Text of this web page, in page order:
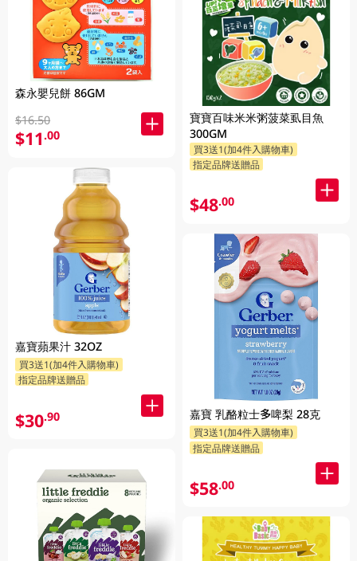
森永嬰兒餅 86GM
$16.50
$11.00
嘉寶蘋果汁 32OZ
買3送1(加4件入購物車)
指定品牌送贈品
$30.90
寶寶百味米米粥菠菜虱目魚
300GM
買3送1(加4件入購物車)
指定品牌送贈品
$48.00
嘉寶 乳酪粒士多啤梨 28克
買3送1(加4件入購物車)
指定品牌送贈品
$58.00